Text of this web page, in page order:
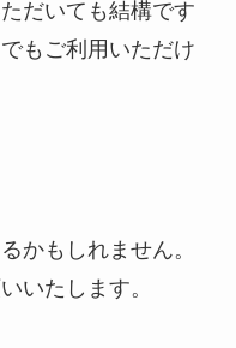
だいても結構です
もご利用いただけ
かもしれません。
いたします。